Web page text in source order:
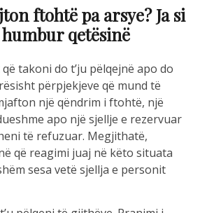
ftohtë pa arsye? Ja si
qetësinë
takoni do t’ju pëlqejnë apo do
përpjekjeve që mund të
një qëndrim i ftohtë, një
apo një sjellje e rezervuar
të refuzuar. Megjithatë,
që reagimi juaj në këto situata
sesa vetë sjellja e personit